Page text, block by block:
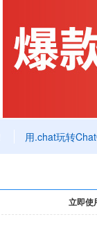
用.chat玩转
立即使